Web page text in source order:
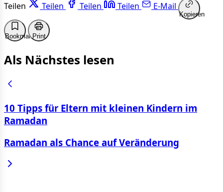
Teilen Teilen Teilen Teilen E-Mail
Kopieren
BookmarkPrint
Als Nächstes lesen
10 Tipps für Eltern mit kleinen Kindern im
Ramadan
Ramadan als Chance auf Veränderung